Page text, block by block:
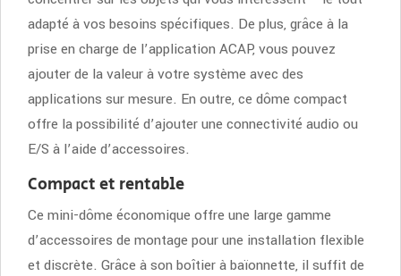
adapté à vos besoins spécifiques. De plus, grâce à la
prise en charge de l’application ACAP, vous pouvez
ajouter de la valeur à votre système avec des
applications sur mesure. En outre, ce dôme compact
offre la possibilité d’ajouter une connectivité audio ou
E/S à l’aide d’accessoires.
Compact et rentable
Ce mini-dôme économique offre une large gamme
d’accessoires de montage pour une installation flexible
et discrète. Grâce à son boîtier à baïonnette, il suffit de